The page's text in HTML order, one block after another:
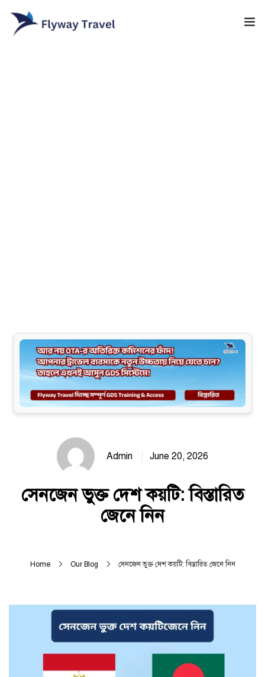
Admin June 20, 2026
সেনজেন ভুক্ত দেশ কয়টি: বিস্তারিত
জেনে নিন
Home Our Blog সেনজেন ভুক্ত দেশ কয়টি: বিস্তারিত জেনে নিন